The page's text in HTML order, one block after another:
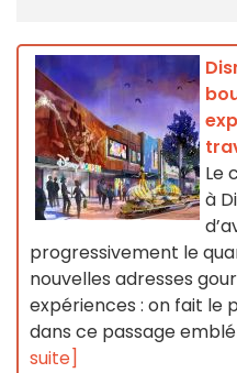
Le
à
progressivement le
nouvelles adresses
expériences : on fait le
dans ce passage
suite]